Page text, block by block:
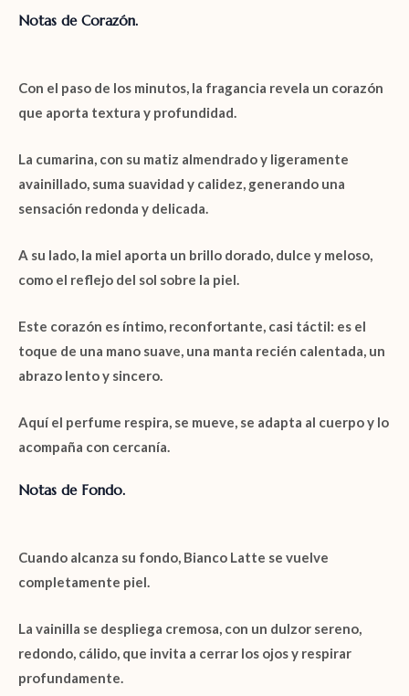
Notas de Corazón.
Con el paso de los minutos, la fragancia revela un corazón
que aporta textura y profundidad.
La cumarina, con su matiz almendrado y ligeramente
avainillado, suma suavidad y calidez, generando una
sensación redonda y delicada.
A su lado, la miel aporta un brillo dorado, dulce y meloso,
como el reflejo del sol sobre la piel.
Este corazón es íntimo, reconfortante, casi táctil: es el
toque de una mano suave, una manta recién calentada, un
abrazo lento y sincero.
Aquí el perfume respira, se mueve, se adapta al cuerpo y lo
acompaña con cercanía.
Notas de Fondo.
Cuando alcanza su fondo, Bianco Latte se vuelve
completamente piel.
La vainilla se despliega cremosa, con un dulzor sereno,
redondo, cálido, que invita a cerrar los ojos y respirar
profundamente.